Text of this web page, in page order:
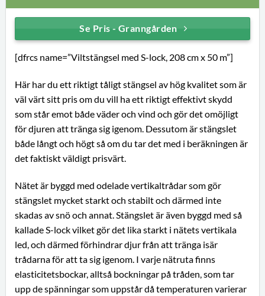
Se Pris - Granngården
[dfrcs name=”Viltstängsel med S-lock, 208 cm x 50 m”]
Här har du ett riktigt tåligt stängsel av hög kvalitet som är
väl värt sitt pris om du vill ha ett riktigt effektivt skydd
som står emot både väder och vind och gör det omöjligt
för djuren att tränga sig igenom. Dessutom är stängslet
både långt och högt så om du tar det med i beräkningen är
det faktiskt väldigt prisvärt.
Nätet är byggd med odelade vertikaltrådar som gör
stängslet mycket starkt och stabilt och därmed inte
skadas av snö och annat. Stängslet är även byggd med så
kallade S-lock vilket gör det lika starkt i nätets vertikala
led, och därmed förhindrar djur från att tränga isär
trådarna för att ta sig igenom. I varje nätruta finns
elasticitetsbockar, alltså bockningar på tråden, som tar
upp de spänningar som uppstår då temperaturen varierar